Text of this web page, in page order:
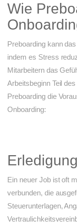
Wie
Preboarding kann
indem es Stress
Mitarbeitern das
Arbeitsbeginn Teil
Preboarding die
Onboarding:
Ein neuer Job ist oft
verbunden, die
Steuerunterlagen,